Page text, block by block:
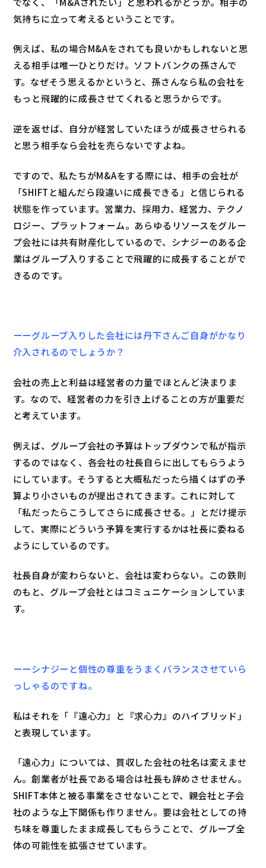
気持ちに立って考えるということです。
例えば、私の場合M&Aをされても良いかもしれないと思
える相手は唯一ひとりだけ。ソフトバンクの孫さんで
す。なぜそう思えるかというと、孫さんなら私の会社を
もっと飛躍的に成長させてくれると思うからです。
逆を返せば、自分が経営していたほうが成長させられる
と思う相手なら会社を売らないですよね。
ですので、私たちがM&Aをする際には、相手の会社が
「SHIFTと組んだら段違いに成長できる」と信じられる
状態を作っています。営業力、採用力、経営力、テクノ
ロジー、プラットフォーム。あらゆるリソースをグルー
プ会社には共有財産化しているので、シナジーのある企
業はグループ入りすることで飛躍的に成長することがで
きるのです。
ーーグループ入りした会社には丹下さんご自身がかなり
介入されるのでしょうか？
会社の売上と利益は経営者の力量でほとんど決まりま
す。なので、経営者の力を引き上げることの方が重要だ
と考えています。
例えば、グループ会社の予算はトップダウンで私が指示
するのではなく、各会社の社長自らに出してもらうよう
にしています。そうすると大概私だったら描くはずの予
算より小さいものが提出されてきます。これに対して
「私だったらこうしてさらに成長させる。」とだけ提示
して、実際にどういう予算を実行するかは社長に委ねる
ようにしているのです。
社長自身が変わらないと、会社は変わらない。この鉄則
のもと、グループ会社とはコミュニケーションしていま
す。
ーーシナジーと個性の尊重をうまくバランスさせていら
っしゃるのですね。
私はそれを「『遠心力』と『求心力』のハイブリッド」
と表現しています。
「遠心力」については、買収した会社の社名は変えませ
ん。創業者が社長である場合は社長も辞めさせません。
SHIFT本体と被る事業をさせないことで、親会社と子会
社のような上下関係も作りません。要は会社としての持
ち味を尊重したまま成長してもらうことで、グループ全
体の可能性を拡張させています。